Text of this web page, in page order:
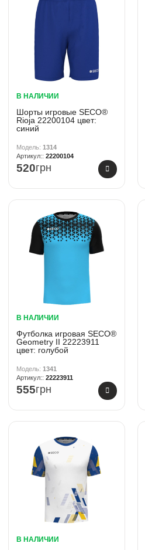
В НАЛИЧИИ
Шорты игровые SECO®
Rioja 22200104 цвет:
синий
1314
22200104
520грн
В НАЛИЧИИ
Футболка игровая SECO®
Geometry II 22223911
цвет: голубой
1341
22223911
555грн
В НАЛИЧИИ